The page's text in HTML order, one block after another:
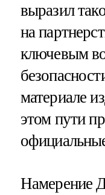
выразил
на
ключевым
материале
этом пути
Намерение